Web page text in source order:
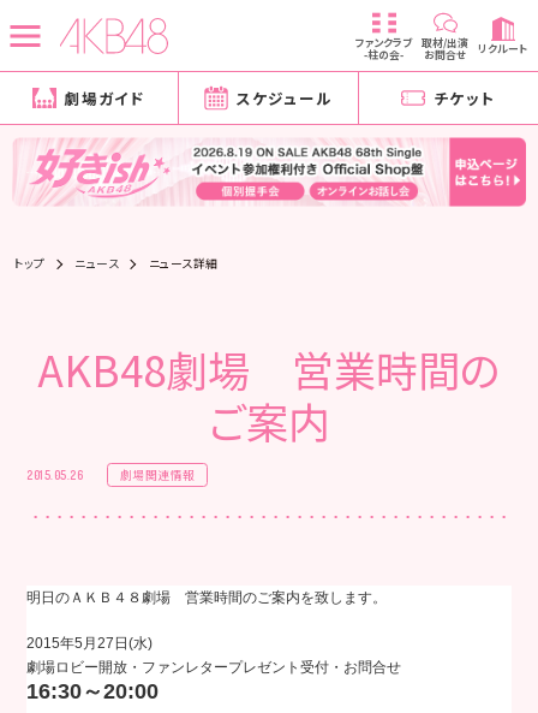
ファンクラブ
-柱の会-
取材/出演
お問合せ リクルート
劇場ガイド スケジュール チケット
トップ ニュース ニュース詳細
AKB48劇場 営業時間の
ご案内
2015.05.26 劇場関連情報
明日のＡＫＢ４８劇場 営業時間のご案内を致します。
2015年5月27日(水)
劇場ロビー開放・ファンレタープレゼント受付・お問合せ
16:30～20:00